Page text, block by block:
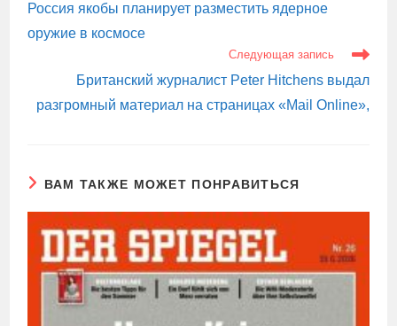
Россия якобы планирует разместить ядерное
оружие в космосе
Следующая запись
Британский журналист Peter Hitchens выдал
разгромный материал на страницах «Mail Online»,
ВАМ ТАКЖЕ МОЖЕТ ПОНРАВИТЬСЯ